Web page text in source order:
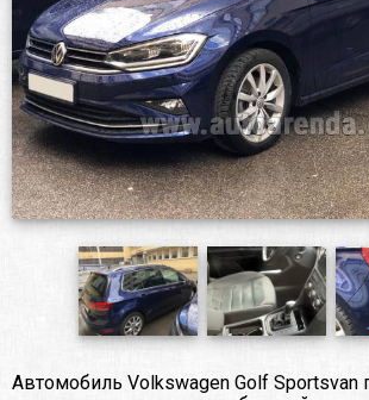
Автомобиль Volkswagen Golf Sportsvan